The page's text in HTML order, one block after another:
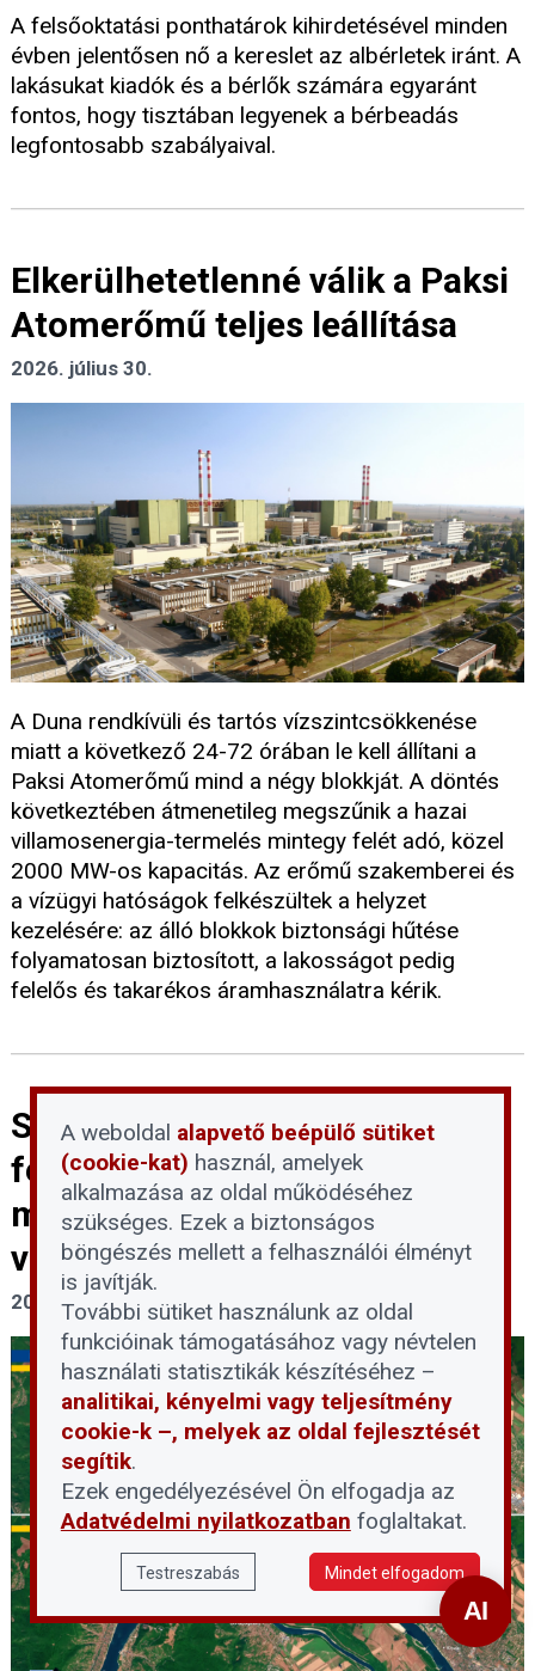
A felsőoktatási ponthatárok kihirdetésével minden
évben jelentősen nő a kereslet az albérletek iránt. A
lakásukat kiadók és a bérlők számára egyaránt
fontos, hogy tisztában legyenek a bérbeadás
legfontosabb szabályaival.
Elkerülhetetlenné válik a Paksi
Atomerőmű teljes leállítása
2026. július 30.
A Duna rendkívüli és tartós vízszintcsökkenése
miatt a következő 24-72 órában le kell állítani a
Paksi Atomerőmű mind a négy blokkját. A döntés
következtében átmenetileg megszűnik a hazai
villamosenergia-termelés mintegy felét adó, közel
2000 MW-os kapacitás. Az erőmű szakemberei és
a vízügyi hatóságok felkészültek a helyzet
kezelésére: az álló blokkok biztonsági hűtése
folyamatosan biztosított, a lakosságot pedig
felelős és takarékos áramhasználatra kérik.
Szigorúan tilos belépni a Duna
felszínre került
mederszakaszaiba a
vízbázisvédelmi területeken
2026. július 30.
A weboldal alapvető beépülő sütiket
(cookie-kat) használ, amelyek
alkalmazása az oldal működéséhez
szükséges. Ezek a biztonságos
böngészés mellett a felhasználói élményt
is javítják.
További sütiket használunk az oldal
funkcióinak támogatásához vagy névtelen
használati statisztikák készítéséhez –
analitikai, kényelmi vagy teljesítmény
cookie-k –, melyek az oldal fejlesztését
segítik.
Ezek engedélyezésével Ön elfogadja az
Adatvédelmi nyilatkozatban foglaltakat.
Testreszabás Mindet elfogadom